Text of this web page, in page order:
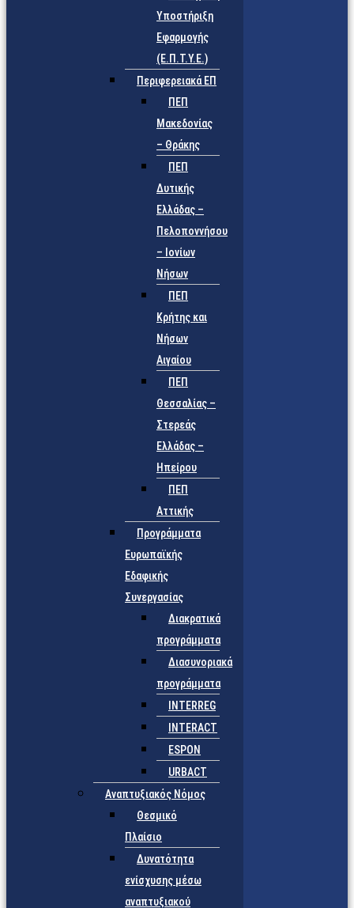
Υποστήριξη
Εφαρμογής
(Ε.Π.Τ.Υ.Ε.)
Περιφερειακά ΕΠ
ΠΕΠ
Μακεδονίας
– Θράκης
ΠΕΠ
Δυτικής
Ελλάδας –
Πελοποννήσου
– Ιονίων
Νήσων
ΠΕΠ
Κρήτης και
Νήσων
Αιγαίου
ΠΕΠ
Θεσσαλίας –
Στερεάς
Ελλάδας –
Ηπείρου
ΠΕΠ
Αττικής
Προγράμματα
Ευρωπαϊκής
Εδαφικής
Συνεργασίας
Διακρατικά
προγράμματα
Διασυνοριακά
προγράμματα
INTERREG
INTERACT
ESPON
URBACT
Αναπτυξιακός Νόμος
Θεσμικό
Πλαίσιο
Δυνατότητα
ενίσχυσης μέσω
αναπτυξιακού